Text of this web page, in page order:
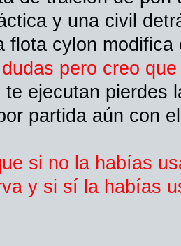
y una civil
flota cylon modifica
pero creo
te ejecutan pierdes
partida aún con
si no la habías
y si sí la habías